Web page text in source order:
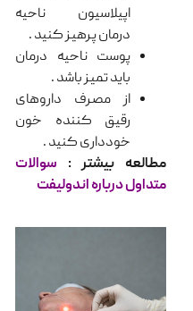
اپیلاسیون ناحیه
درمان پرهیز کنید .
پوست ناحیه درمان
باید تمیز باشد .
از مصرف داروهای
رقیق کننده خون
خودداری کنید .
مطالعه بیشتر : سوالات
متداول درباره اندولیفت